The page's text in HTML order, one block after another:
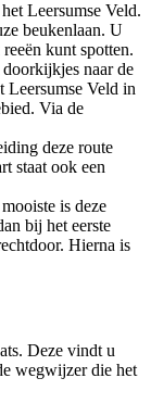
Leersumse Veld.
beukenlaan. U
kunt spotten.
naar de
Leersumse Veld in
Via de
deze route
staat ook een
is deze
bij het eerste
Hierna is
Deze vindt u
wegwijzer die het